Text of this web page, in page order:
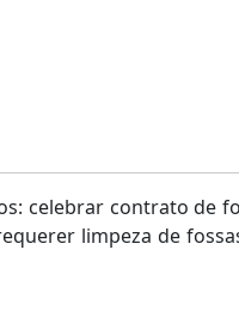
celebrar contrato de
limpeza de